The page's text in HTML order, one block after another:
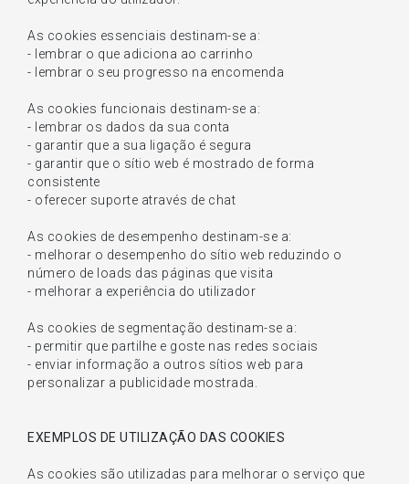
As cookies essenciais destinam-se a:
- lembrar o que adiciona ao carrinho
- lembrar o seu progresso na encomenda
As cookies funcionais destinam-se a:
- lembrar os dados da sua conta
- garantir que a sua ligação é segura
- garantir que o sítio web é mostrado de forma
consistente
- oferecer suporte através de chat
As cookies de desempenho destinam-se a:
- melhorar o desempenho do sítio web reduzindo o
número de loads das páginas que visita
- melhorar a experiência do utilizador
As cookies de segmentação destinam-se a:
- permitir que partilhe e goste nas redes sociais
- enviar informação a outros sítios web para
personalizar a publicidade mostrada.
EXEMPLOS DE UTILIZAÇÃO DAS COOKIES
As cookies são utilizadas para melhorar o serviço que